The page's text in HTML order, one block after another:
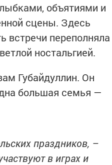
объятиями и
сцены. Здесь
встречи переполняла
ностальгией.
Губайдуллин. Он
большая семья —
праздников, –
в играх и